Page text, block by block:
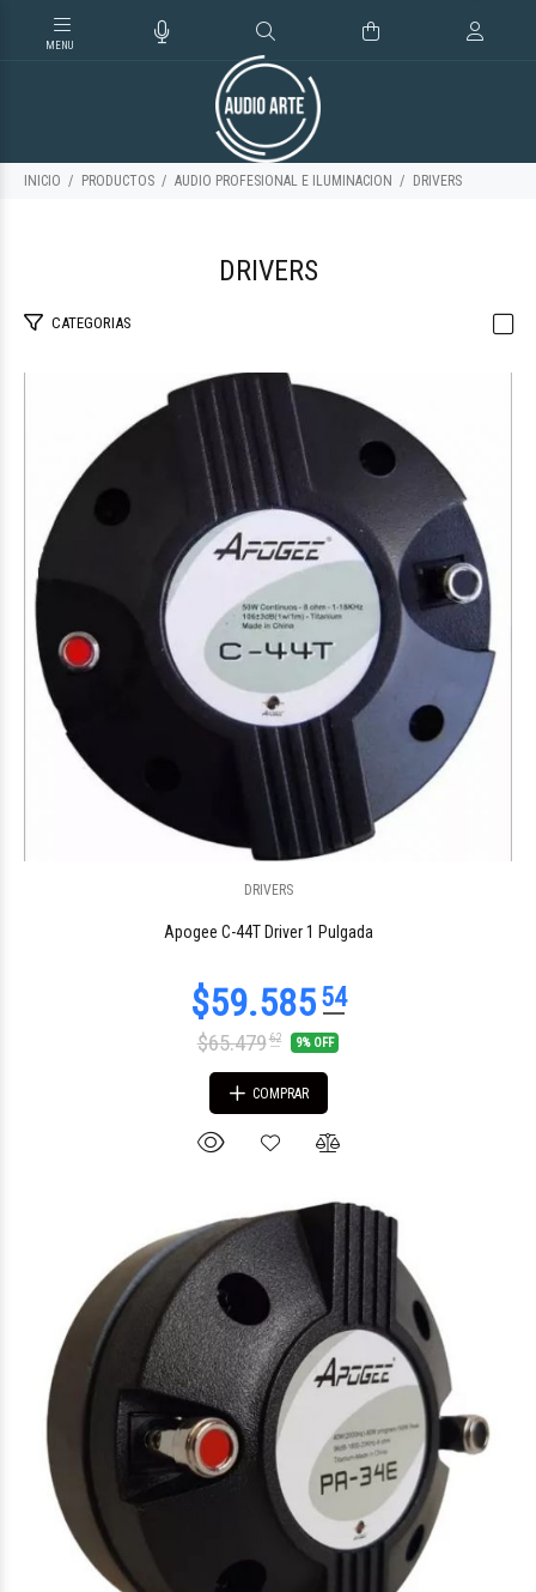
INICIO PRODUCTOS AUDIO PROFESIONAL E ILUMINACION DRIVERS
DRIVERS
CATEGORIAS
DRIVERS
Apogee C-44T Driver 1 Pulgada
$59.585
$65.47962 9% OFF
COMPRAR
$439.12176